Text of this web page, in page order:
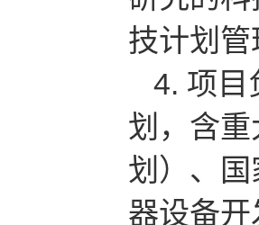
技计划
4. 项目
划，含
划）、
器设备开